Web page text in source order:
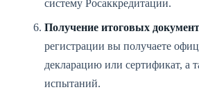
систему Росаккредитации.
Получение итоговых
регистрации вы получаете
декларацию или сертификат, а
испытаний.